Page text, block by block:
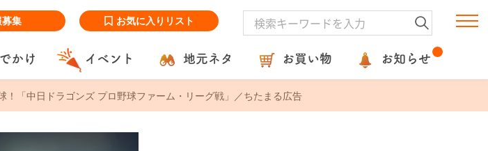
集 お気に入りリスト
かけ イベント 地元ネタ お買い物 お知らせ
！「中日ドラゴンズ プロ野球ファーム・リーグ戦」／ちたまる広告